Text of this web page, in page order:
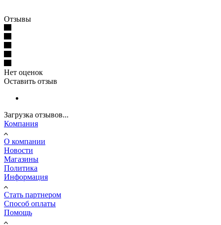
Отзывы
Нет оценок
Оставить отзыв
Загрузка отзывов...
Компания
О компании
Новости
Магазины
Политика
Информация
Стать партнером
Способ оплаты
Помощь